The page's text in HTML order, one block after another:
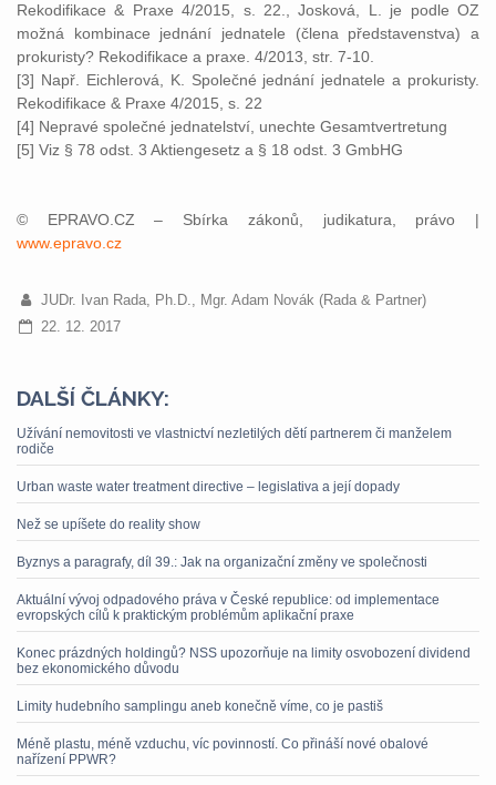
Rekodifikace & Praxe 4/2015, s. 22., Josková, L. je podle OZ
možná kombinace jednání jednatele (člena představenstva) a
prokuristy? Rekodifikace a praxe. 4/2013, str. 7-10.
[3] Např. Eichlerová, K. Společné jednání jednatele a prokuristy.
Rekodifikace & Praxe 4/2015, s. 22
[4] Nepravé společné jednatelství, unechte Gesamtvertretung
[5] Viz § 78 odst. 3 Aktiengesetz a § 18 odst. 3 GmbHG
© EPRAVO.CZ – Sbírka zákonů, judikatura, právo |
www.epravo.cz
JUDr. Ivan Rada, Ph.D., Mgr. Adam Novák (Rada & Partner)
22. 12. 2017
DALŠÍ ČLÁNKY:
Užívání nemovitosti ve vlastnictví nezletilých dětí partnerem či manželem
rodiče
Urban waste water treatment directive – legislativa a její dopady
Než se upíšete do reality show
Byznys a paragrafy, díl 39.: Jak na organizační změny ve společnosti
Aktuální vývoj odpadového práva v České republice: od implementace
evropských cílů k praktickým problémům aplikační praxe
Konec prázdných holdingů? NSS upozorňuje na limity osvobození dividend
bez ekonomického důvodu
Limity hudebního samplingu aneb konečně víme, co je pastiš
Méně plastu, méně vzduchu, víc povinností. Co přináší nové obalové
nařízení PPWR?